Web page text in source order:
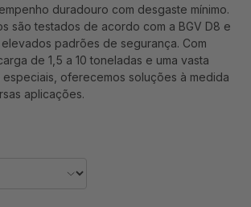
duradouro com desgaste mínimo.
são testados de acordo com a BGV D8 e
elevados padrões de segurança. Com
de 1,5 a 10 toneladas e uma vasta
oferecemos soluções à medida
aplicações.